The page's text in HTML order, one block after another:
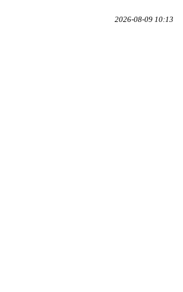
2026-08-09 10:13